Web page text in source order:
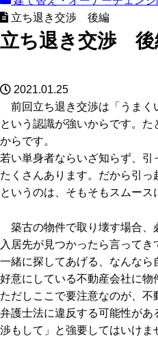
立ち退き交渉 後編
立ち退き交渉 後
2021.01.25
前回立ち退き交渉は「うまく
という認識が強いからです。
からです。
若い単身者ならいざ知らず、
たくさんあります。だから引っ
というのは、そもそもスムース
築古の物件で取り壊す場合、
入居先が見つかったら言って
一緒に探してあげる、なんな
好意にしている不動産会社に物
ただしここで要注意なのが、
弁護士法に違反する可能性が
渉もして」と強要してはいけま